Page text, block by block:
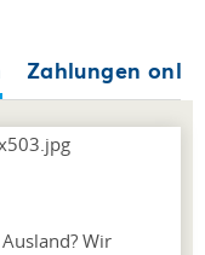
Zahlungen
Wir